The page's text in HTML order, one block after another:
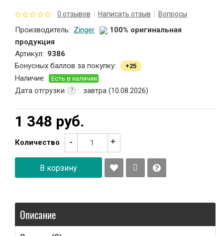
Ножницы парикмахерские
Точилки косметические
Наращивание ногтей
Расчески и зажимы для волос
Расходные материалы
Косметички
Сувениры
0 отзывов Написать отзыв Вопросы
Производитель: Zinger
100% оригинальная
продукция
Артикул: 9386
Бонусных баллов за покупку:
+25
Наличие: Есть в наличии
Дата отгрузки : завтра (10.08.2026)
1 348 руб.
Количество - +
В корзину
Описание